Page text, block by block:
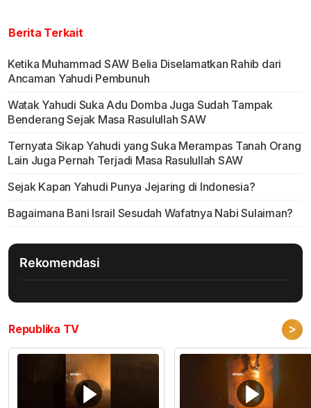
Berita Terkait
Ketika Muhammad SAW Belia Diselamatkan Rahib dari
Ancaman Yahudi Pembunuh
Watak Yahudi Suka Adu Domba Juga Sudah Tampak
Benderang Sejak Masa Rasulullah SAW
Ternyata Sikap Yahudi yang Suka Merampas Tanah Orang
Lain Juga Pernah Terjadi Masa Rasulullah SAW
Sejak Kapan Yahudi Punya Jejaring di Indonesia?
Bagaimana Bani Israil Sesudah Wafatnya Nabi Sulaiman?
Rekomendasi
Republika TV >